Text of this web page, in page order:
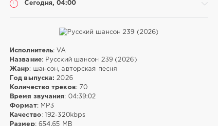
Сегодня, 04:00
Музыка
ivashka
Исполнитель: VA
Название: Русский шансон 239 (2026)
Жанр: шансон, авторская песня
Год выпуска: 2026
Количество треков: 70
Время звучания: 04:39:02
Формат: MP3
Качество: 192-320kbps
Размер: 654.65 MB